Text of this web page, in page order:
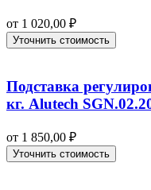
от 1 020,00 ₽
Уточнить стоимость
Подставка
кг. Alutech
от 1 850,00 ₽
Уточнить стоимость